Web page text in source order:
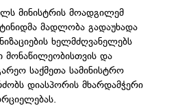
მინისტრის მოადგილემ
მადლობა გადაუხადა
ხელმძღვანელებს
მონაწილეობისთვის და
საქმეთა სამინისტრო
დიასპორის მხარდამჭერი